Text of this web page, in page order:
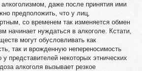
даже после принятия ими
предположить, что у лиц,
со временем так изменяется обмен
начинает нуждаться в алкоголе. Кстати,
могут обусловливать как
так и врожденную непереносимость
у представителей некоторых этнических
алкоголя вызывает резкое